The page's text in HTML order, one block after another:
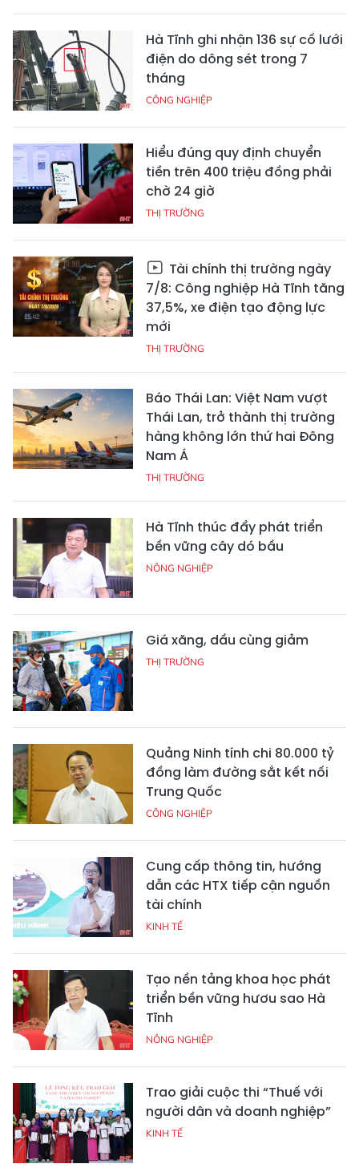
Hà Tĩnh ghi nhận 136 sự cố lưới
điện do dông sét trong 7
tháng
CÔNG NGHIỆP
Hiểu đúng quy định chuyển
tiền trên 400 triệu đồng phải
chờ 24 giờ
THỊ TRƯỜNG
Tài chính thị trường ngày
7/8: Công nghiệp Hà Tĩnh tăng
37,5%, xe điện tạo động lực
mới
THỊ TRƯỜNG
Báo Thái Lan: Việt Nam vượt
Thái Lan, trở thành thị trường
hàng không lớn thứ hai Đông
Nam Á
THỊ TRƯỜNG
Hà Tĩnh thúc đẩy phát triển
bền vững cây dó bầu
NÔNG NGHIỆP
Giá xăng, dầu cùng giảm
THỊ TRƯỜNG
Quảng Ninh tính chi 80.000 tỷ
đồng làm đường sắt kết nối
Trung Quốc
CÔNG NGHIỆP
Cung cấp thông tin, hướng
dẫn các HTX tiếp cận nguồn
tài chính
KINH TẾ
Tạo nền tảng khoa học phát
triển bền vững hươu sao Hà
Tĩnh
NÔNG NGHIỆP
Trao giải cuộc thi “Thuế với
người dân và doanh nghiệp”
KINH TẾ